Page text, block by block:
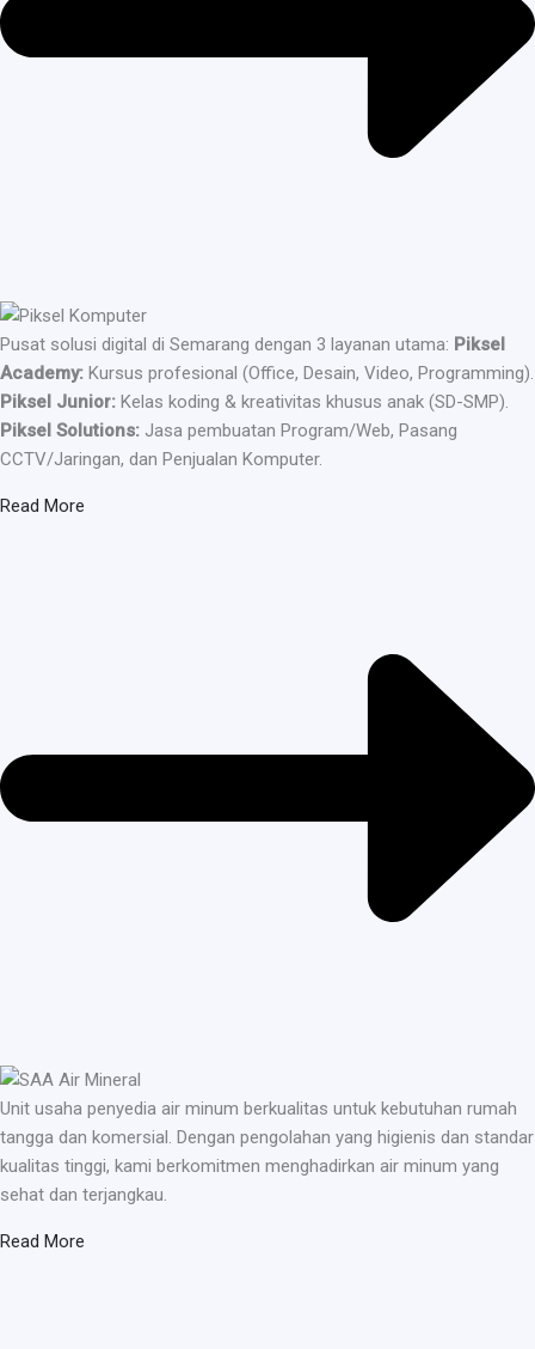
Pusat solusi digital di Semarang dengan 3 layanan utama: Piksel
Academy: Kursus profesional (Office, Desain, Video, Programming).
Piksel Junior: Kelas koding & kreativitas khusus anak (SD-SMP).
Piksel Solutions: Jasa pembuatan Program/Web, Pasang
CCTV/Jaringan, dan Penjualan Komputer.
Read More
Unit usaha penyedia air minum berkualitas untuk kebutuhan rumah
tangga dan komersial. Dengan pengolahan yang higienis dan standar
kualitas tinggi, kami berkomitmen menghadirkan air minum yang
sehat dan terjangkau.
Read More